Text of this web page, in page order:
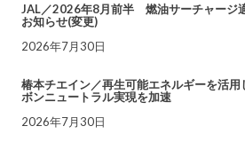
JAL／2026年8月前半 燃油サーチャージ
お知らせ(変更)
2026年7月30日
椿本チエイン／再生可能エネルギーを活用
ボンニュートラル実現を加速
2026年7月30日